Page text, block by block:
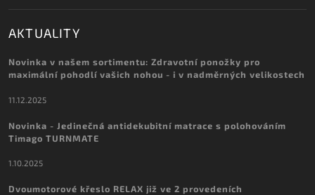
AKTUALITY
Novinka v našem sortimentu: Zdravotní ponožky pro
maximální pohodlí vašich nohou - i v nadměrných velikostech
11.12.2025
Novinka - Jedinečná antidekubitní matrace s polohováním
Timago TURNMATE
1.10.2025
Dvoumotorové křeslo RELAX již ve 2 provedeních